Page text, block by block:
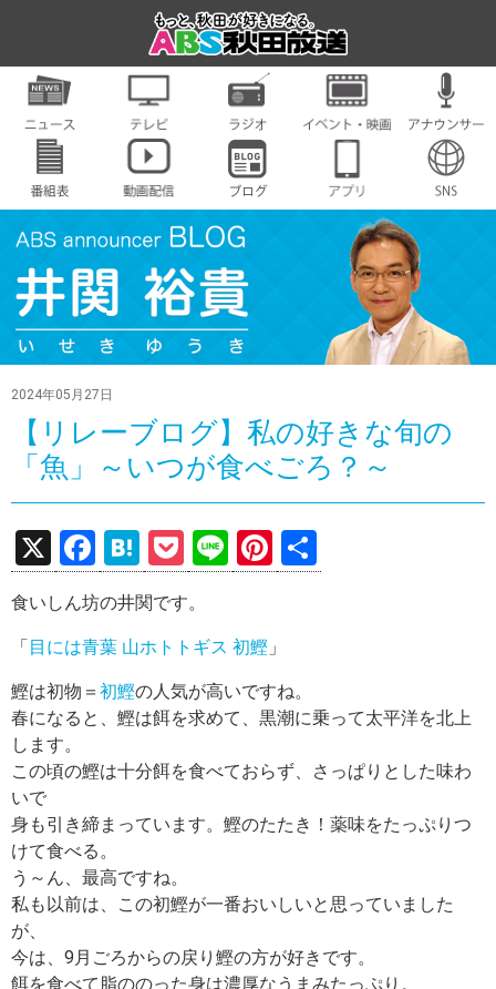
2024年05月27日
【リレーブログ】私の好きな旬の
「魚」～いつが食べごろ？～
X
F
a
ce
b
o
o
k
H
at
e
n
a
P
o
ck
et
Li
n
Pi
nt
es
t
有
食いしん坊の井関です。
「 目には青葉 山ホトトギス 初鰹 」
鰹は初物＝ 初鰹の人気が高いですね。
春になると、鰹は餌を求めて、黒潮に乗って太平洋を北上
します。
この頃の鰹は十分餌を食べておらず、さっぱりとした味わ
いで
身も引き締まっています。鰹のたたき！薬味をたっぷりつ
けて食べる。
う～ん、最高ですね。
私も以前は、この初鰹が一番おいしいと思っていました
が、
今は、9月ごろからの戻り鰹の方が好きです。
餌を食べて脂ののった身は濃厚なうまみたっぷり。